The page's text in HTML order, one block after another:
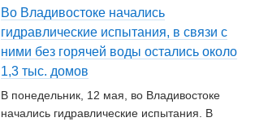
Во Владивостоке начались
гидравлические испытания, в связи с
ними без горячей воды остались около
1,3 тыс. домов
В понедельник, 12 мая, во Владивостоке
начались гидравлические испытания. В